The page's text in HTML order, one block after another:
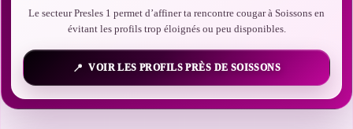
Le secteur Presles 1 permet d’affiner ta rencontre cougar à Soissons en
évitant les profils trop éloignés ou peu disponibles.
VOIR LES PROFILS PRÈS DE SOISSONS